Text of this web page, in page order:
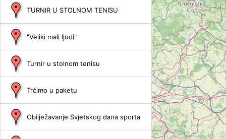
TURNIR U STOLNOM TENISU
"Veliki mali ljudi"
Turnir u stolnom tenisu
Trčimo u paketu
Obilježavanje Svjetskog dana sporta